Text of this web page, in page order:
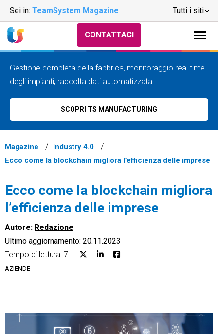
Sei in: TeamSystem Magazine Tutti i siti
Email Marketing
CONTATTACI
Gestione completa della fabbrica, monitoraggio real time
degli impianti, raccolta dati automatizzata.
SCOPRI TS MANUFACTURING
Magazine
Industry 4.0
Ecco come la blockchain migliora l’efficienza delle imprese
Ecco come la blockchain migliora
l’efficienza delle imprese
Autore: Redazione
Ultimo aggiornamento: 20.11.2023
Tempo di lettura: 7'
AZIENDE